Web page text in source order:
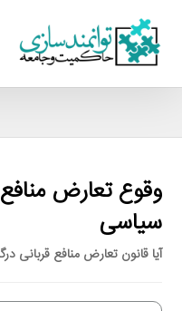
وقوع تعارض منافع
سیاسی
آیا قانون تعارض منافع